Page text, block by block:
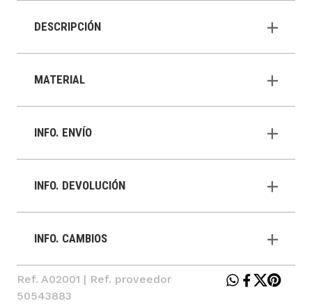
DESCRIPCIÓN
MATERIAL
INFO. ENVÍO
INFO. DEVOLUCIÓN
INFO. CAMBIOS
Ref. A02001 | Ref. proveedor
50543883